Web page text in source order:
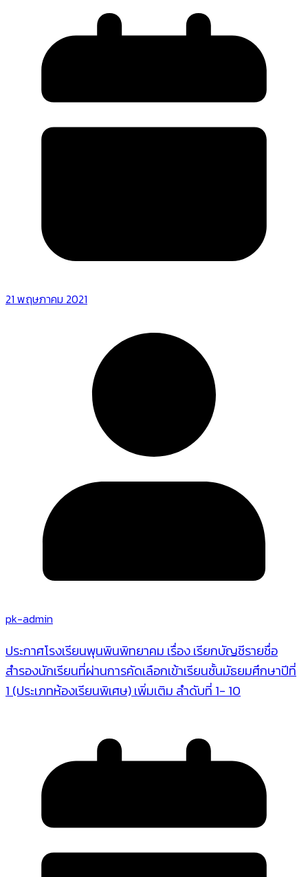
21 พฤษภาคม 2021
pk-admin
ประกาศโรงเรียนพุนพินพิทยาคม เรื่อง เรียกบัญชีรายชื่อ
สำรองนักเรียนที่ผ่านการคัดเลือกเข้าเรียนชั้นมัธยมศึกษาปีที่
1 (ประเภทห้องเรียนพิเศษ) เพิ่มเติม ลำดับที่ 1- 10